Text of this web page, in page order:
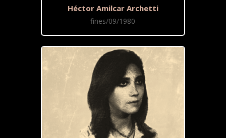
Héctor Amilcar Archetti
fines/09/1980